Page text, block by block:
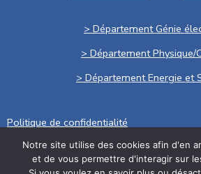
> Département Génie
> Département Physique/
> Département Energie et
Politique de confidentialité
Conditions générales de vente
Notre site utilise des cookies afin d'en
et de vous permettre d'interagir sur